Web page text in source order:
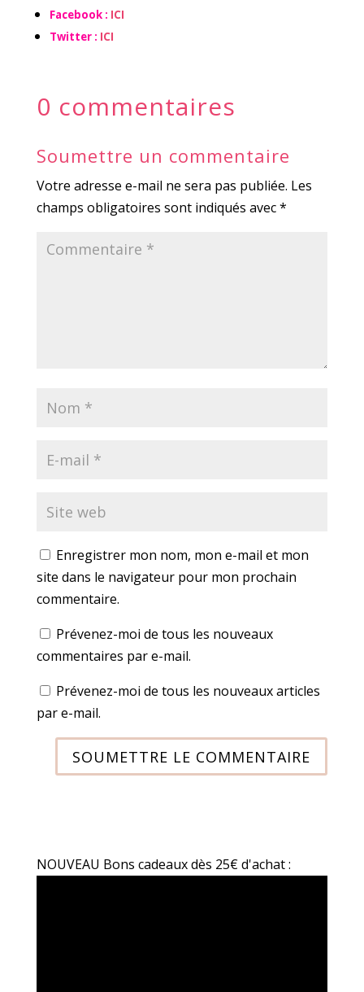
Facebook : ICI
Twitter : ICI
0 commentaires
Soumettre un commentaire
Votre adresse e-mail ne sera pas publiée. Les
champs obligatoires sont indiqués avec*
Enregistrer mon nom, mon e-mail et mon
site dans le navigateur pour mon prochain
commentaire.
Prévenez-moi de tous les nouveaux
commentaires par e-mail.
Prévenez-moi de tous les nouveaux articles
par e-mail.
SOUMETTRE LE COMMENTAIRE
NOUVEAU Bons cadeaux dès 25€ d'achat :